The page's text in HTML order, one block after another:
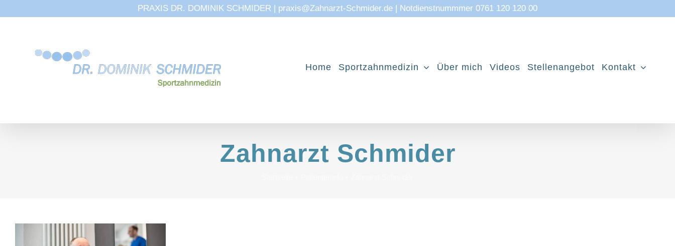
PRAXIS DR. DOMINIK SCHMIDER | praxis@Zahnarzt-Schmider.de | Notdienstnummmer 0761 120 120 00
Home Sportzahnmedizin Über mich Videos Stellenangebot Kontakt
Zahnarzt Schmider